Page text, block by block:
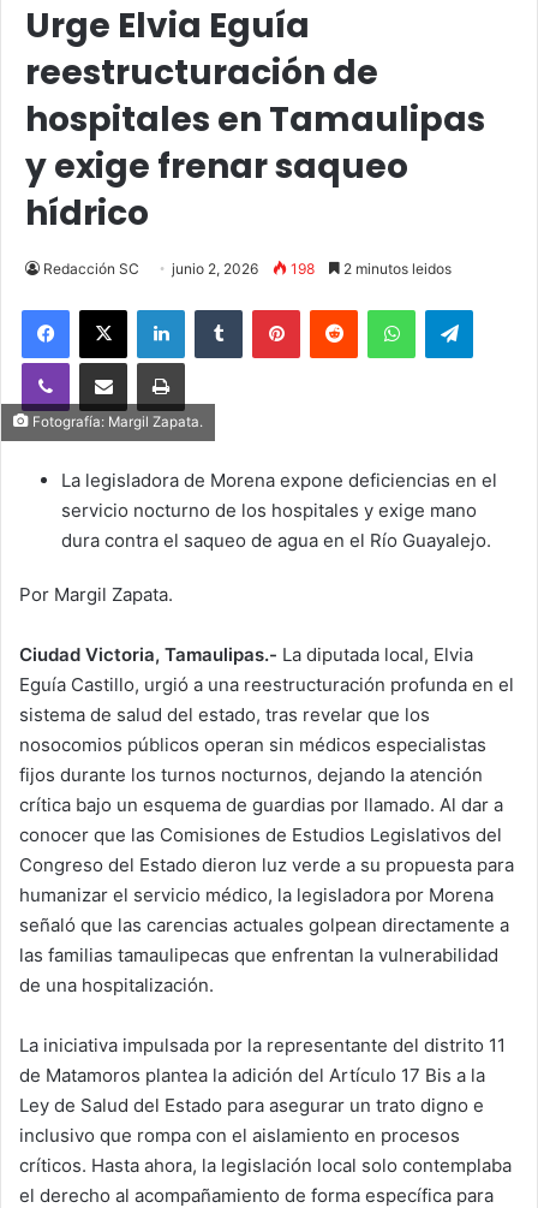
Urge Elvia Eguía
reestructuración de
hospitales en Tamaulipas
y exige frenar saqueo
hídrico
Redacción SC junio 2, 2026 198 2 minutos leidos
Facebook
X LinkedInTumblr PinterestReddit WhatsApp
Viber Compartir vía email Imprimir
Fotografía: Margil Zapata.
La legisladora de Morena expone deficiencias en el
servicio nocturno de los hospitales y exige mano
dura contra el saqueo de agua en el Río Guayalejo.
Por Margil Zapata.
Ciudad Victoria, Tamaulipas.- La diputada local, Elvia
Eguía Castillo, urgió a una reestructuración profunda en el
sistema de salud del estado, tras revelar que los
nosocomios públicos operan sin médicos especialistas
fijos durante los turnos nocturnos, dejando la atención
crítica bajo un esquema de guardias por llamado. Al dar a
conocer que las Comisiones de Estudios Legislativos del
Congreso del Estado dieron luz verde a su propuesta para
humanizar el servicio médico, la legisladora por Morena
señaló que las carencias actuales golpean directamente a
las familias tamaulipecas que enfrentan la vulnerabilidad
de una hospitalización.
La iniciativa impulsada por la representante del distrito 11
de Matamoros plantea la adición del Artículo 17 Bis a la
Ley de Salud del Estado para asegurar un trato digno e
inclusivo que rompa con el aislamiento en procesos
críticos. Hasta ahora, la legislación local solo contemplaba
el derecho al acompañamiento de forma específica para